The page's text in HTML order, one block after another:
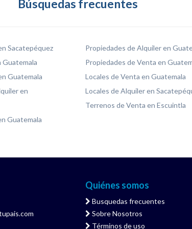
Búsquedas frecuentes
Sacatepéquez
Guatemala
Guatemala
en
Guatemala
Propiedades de Alquiler en
Propiedades de Venta en
Locales de Venta en Guatemala
Locales de Alquiler en
Terrenos de Venta en Escuintla
Quiénes somos
Busquedas frecuentes
Sobre Nosotros
Términos de uso